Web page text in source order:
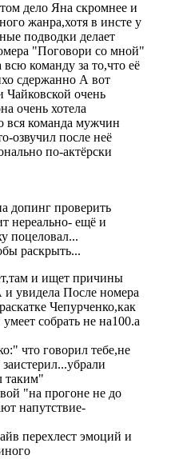
дело Яна скромнее и
жанра,хотя в инсте у
подводки делает
"Поговори со мной"
команду за то,что её
сдержанно А вот
Чайковской очень
очень хотела
вся команда мужчин
озвучил после неё
по-актёрски
допинг проверить
нереально- ещё и
поцеловал...
раскрыть...
и ищет причины
После номера
Чепурченко,как
собрать не на100.а
что говорил тебе,не
таким"
"на прогоне не до
напутствие-
перехлест эмоций и